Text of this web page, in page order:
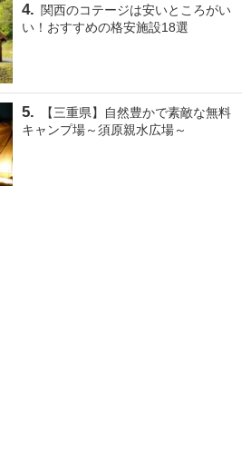
関西のコテージは安いところがい
い！おすすめの格安施設18選
【三重県】自然豊かで素敵な無料
キャンプ場～須原親水広場～